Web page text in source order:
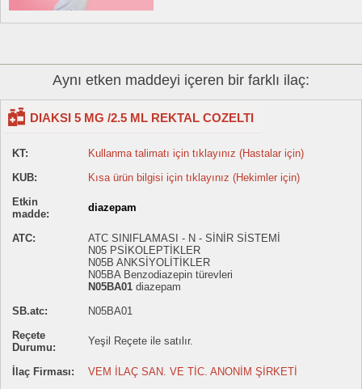
Aynı etken maddeyi içeren bir farklı ilaç:
DIAKSI 5 MG /2.5 ML REKTAL COZELTI
KT:
Kullanma talimatı için tıklayınız (Hastalar için)
KUB:
Kısa ürün bilgisi için tıklayınız (Hekimler için)
Etkin
madde:
diazepam
ATC:
ATC SINIFLAMASI - N - SİNİR SİSTEMİ
N05 PSİKOLEPTİKLER
N05B ANKSİYOLİTİKLER
N05BA Benzodiazepin türevleri
N05BA01 diazepam
SB.atc:
N05BA01
Reçete
Durumu:
Yeşil Reçete ile satılır.
İlaç Firması:
VEM İLAÇ SAN. VE TİC. ANONİM ŞİRKETİ